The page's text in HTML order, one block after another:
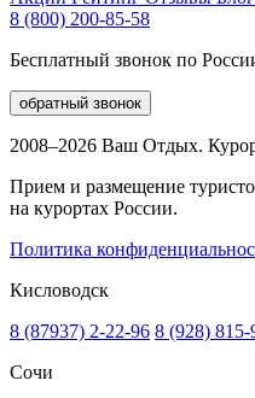
8 (800) 200-85-58
Бесплатный звонок по
обратный звонок
2008–2026 Ваш Отдых.
Прием и размещение
на курортах России.
Политика
Кисловодск
8 (87937) 2-22-96 8 (928) 815-
Сочи